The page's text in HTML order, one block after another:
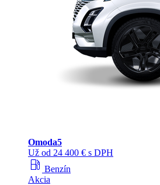
Omoda5
Už od 24 400 € s DPH
local_gas_station Benzín
Akcia